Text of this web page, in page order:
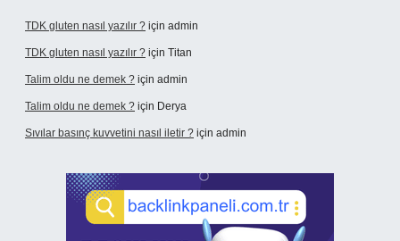
TDK gluten nasıl yazılır ? için admin
TDK gluten nasıl yazılır ? için Titan
Talim oldu ne demek ? için admin
Talim oldu ne demek ? için Derya
Sıvılar basınç kuvvetini nasıl iletir ? için admin